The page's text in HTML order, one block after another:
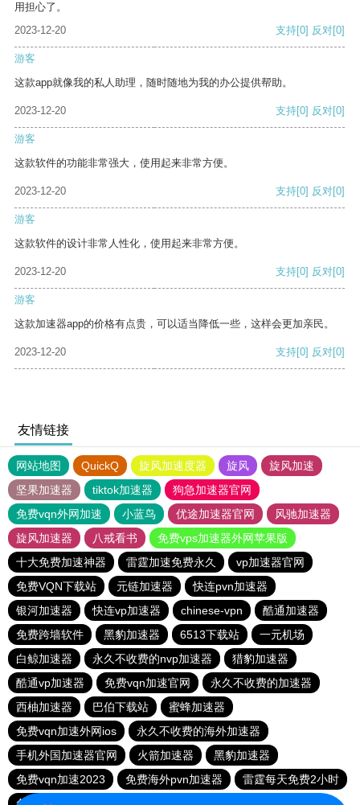
用担心了。
2023-12-20
支持[0] 反对[0]
游客
这款app就像我的私人助理，随时随地为我的办公提供帮助。
2023-12-20 支持[0] 反对[0]
游客
这款软件的功能非常强大，使用起来非常方便。
2023-12-20 支持[0] 反对[0]
游客
这款软件的设计非常人性化，使用起来非常方便。
2023-12-20 支持[0] 反对[0]
游客
这款加速器app的价格有点贵，可以适当降低一些，这样会更加亲民。
2023-12-20 支持[0] 反对[0]
友情链接
网站地图 QuickQ 旋风加速度器 旋风
旋风加速
坚果加速器
tiktok加速器
狗急加速器官网
免费vqn外网加速
小蓝鸟 优途加速器官网
风驰加速器
旋风加速器
八戒看书
免费vps加速器外网苹果版
十大免费加速神器
雷霆加速免费永久
vp加速器官网
免费VQN下载站
元链加速器
快连pvn加速器
银河加速器
快连vp加速器 chinese-vpn
酷通加速器
免费跨墙软件
黑豹加速器 6513下载站
一元机场
白鲸加速器
永久不收费的nvp加速器
猎豹加速器
酷通vp加速器
免费vqn加速官网
永久不收费的加速器
西柚加速器
巴伯下载站
蜜蜂加速器
免费vqn加速外网ios
永久不收费的海外加速器
手机外国加速器官网
火箭加速器
黑豹加速器
免费vqn加速2023
免费海外pvn加速器
雷霆每天免费2小时